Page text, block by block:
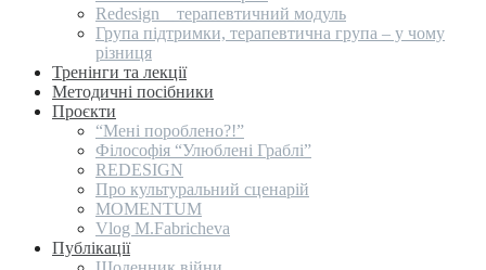
Redesign _ терапевтичний модуль
Група підтримки, терапевтична група – у чому
різниця
Тренінги та лекції
Методичні посібники
Проєкти
“Мені пороблено?!”
Філософія “Улюблені Граблі”
REDESIGN
Про культуральний сценарій
MOMENTUM
Vlog M.Fabricheva
Публікації